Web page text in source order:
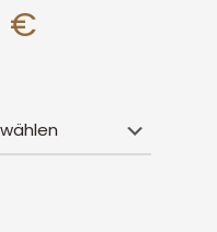
€
23,28 €